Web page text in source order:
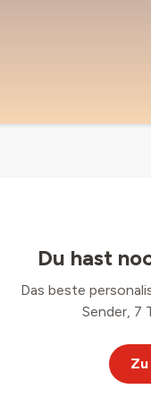
Du hast
Das beste
Sender, 7